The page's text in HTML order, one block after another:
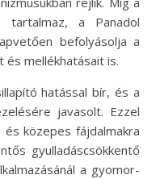
tartalmaz, a Panadol
befolyásolja a
mellékhatásait is.
hatással bír, és a
javasolt. Ezzel
közepes fájdalmakra
gyulladáscsökkentő
a gyomor-